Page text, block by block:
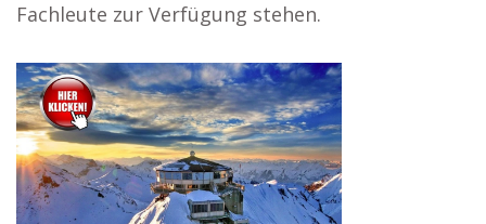
Fachleute zur Verfügung stehen.